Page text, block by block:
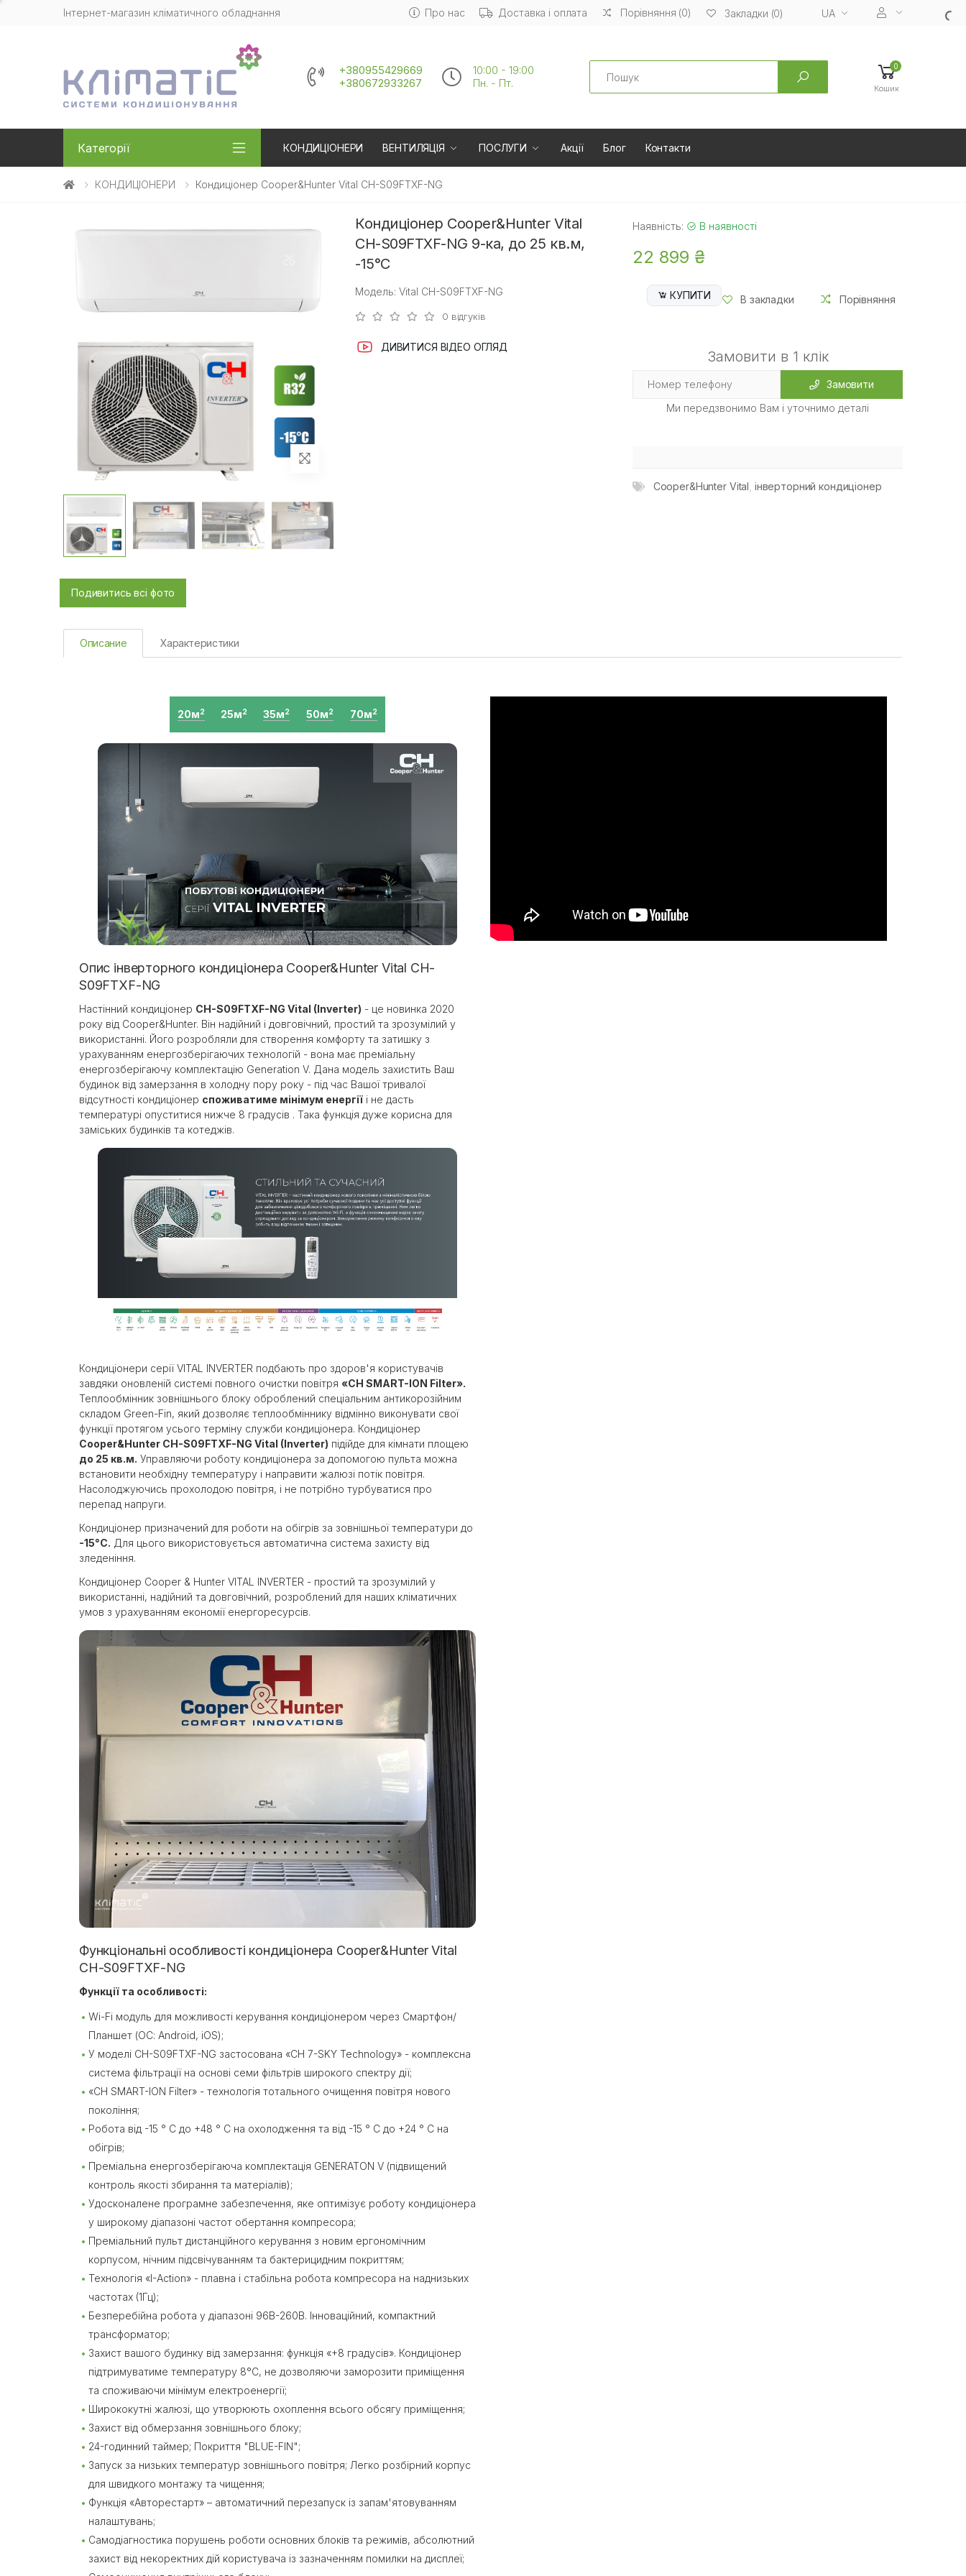
Інтернет-магазин кліматичного обладнання Про нас Доставка і оплата Порівняння (0) Закладки (0) UA
+380955429669
+380672933267
10:00 - 19:00
Пн. - Пт.
Search 0
Кошик
Категорії КОНДИЦІОНЕРИ ВЕНТИЛЯЦІЯ ПОСЛУГИ Акції Блог Контакти
КОНДИЦІОНЕРИ Кондиціонер Cooper&Hunter Vital CH-S09FTXF-NG
Подивитись всі фото
Кондиціонер Cooper&Hunter Vital
CH-S09FTXF-NG 9-ка, до 25 кв.м,
-15°C
Модель: Vital CH-S09FTXF-NG
0 відгуків
ДИВИТИСЯ ВІДЕО ОГЛЯД
Наявність: В наявності
22 899 ₴
КУПИТИ В закладки Порівняння
Замовити в 1 клік
Замовити
Ми передзвонимо Вам і уточнимо деталі
Cooper&Hunter Vital інверторний кондиціонер
Описание Характеристики
20м2 25м2 35м2 50м2 70м2
Опис інверторного кондиціонера Cooper&Hunter Vital CH-
S09FTXF-NG
Настінний кондиціонер CH-S09FTXF-NG Vital (Inverter) - це новинка 2020
року від Cooper&Hunter. Він надійний і довговічний, простий та зрозумілий у
використанні. Його розробляли для створення комфорту та затишку з
урахуванням енергозберігаючих технологій - вона має преміальну
енергозберігаючу комплектацію Generation V. Дана модель захистить Ваш
будинок від замерзання в холодну пору року - під час Вашої тривалої
відсутності кондиціонер споживатиме мінімум енергії і не дасть
температурі опуститися нижче 8 градусів . Така функція дуже корисна для
заміських будинків та котеджів.
Кондиціонери серії VITAL INVERTER подбають про здоров'я користувачів
завдяки оновленій системі повного очистки повітря «CH SMART-ION Filter».
Теплообмінник зовнішнього блоку оброблений спеціальним антикорозійним
складом Green-Fin, який дозволяє теплообміннику відмінно виконувати свої
функції протягом усього терміну служби кондиціонера. Кондиціонер
Cooper&Hunter CH-S09FTXF-NG Vital (Inverter) підійде для кімнати площею
до 25 кв.м. Управляючи роботу кондиціонера за допомогою пульта можна
встановити необхідну температуру і направити жалюзі потік повітря.
Насолоджуючись прохолодою повітря, і не потрібно турбуватися про
перепад напруги.
Кондиціонер призначений для роботи на обігрів за зовнішньої температури до
-15°C. Для цього використовується автоматична система захисту від
зледеніння.
Кондиціонер Cooper & Hunter VITAL INVERTER - простий та зрозумілий у
використанні, надійний та довговічний, розроблений для наших кліматичних
умов з урахуванням економії енергоресурсів.
Функціональні особливості кондиціонера Cooper&Hunter Vital
CH-S09FTXF-NG
Функції та особливості:
Wi-Fi модуль для можливості керування кондиціонером через Смартфон/
Планшет (ОС: Android, iOS);
У моделі CH-S09FTXF-NG застосована «CH 7-SKY Technology» - комплексна
система фільтрації на основі семи фільтрів широкого спектру дії;
«CH SMART-ION Filter» - технологія тотального очищення повітря нового
покоління;
Робота від -15 ° С до +48 ° С на охолодження та від -15 ° С до +24 ° С на
обігрів;
Преміальна енергозберігаюча комплектація GENERATON V (підвищений
контроль якості збирання та матеріалів);
Удосконалене програмне забезпечення, яке оптимізує роботу кондиціонера
у широкому діапазоні частот обертання компресора;
Преміальний пульт дистанційного керування з новим ергономічним
корпусом, нічним підсвічуванням та бактерицидним покриттям;
Технологія «I-Action» - плавна і стабільна робота компресора на наднизьких
частотах (1Гц);
Безперебійна робота у діапазоні 96В-260В. Інноваційний, компактний
трансформатор;
Захист вашого будинку від замерзання: функція «+8 градусів». Кондиціонер
підтримуватиме температуру 8°С, не дозволяючи заморозити приміщення
та споживаючи мінімум електроенергії;
Ширококутні жалюзі, що утворюють охоплення всього обсягу приміщення;
Захист від обмерзання зовнішнього блоку;
24-годинний таймер; Покриття "BLUE-FIN";
Запуск за низьких температур зовнішнього повітря; Легко розбірний корпус
для швидкого монтажу та чищення;
Функція «Авторестарт» – автоматичний перезапуск із запам'ятовуванням
налаштувань;
Самодіагностика порушень роботи основних блоків та режимів, абсолютний
захист від некоректних дій користувача із зазначенням помилки на дисплеї;